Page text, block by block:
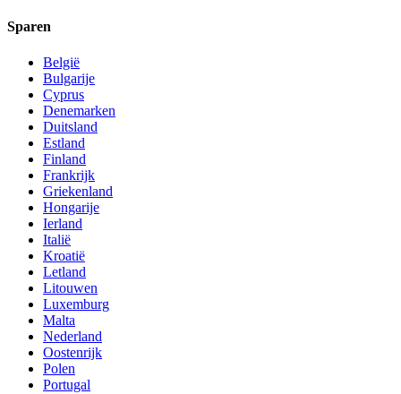
Sparen
België
Bulgarije
Cyprus
Denemarken
Duitsland
Estland
Finland
Frankrijk
Griekenland
Hongarije
Ierland
Italië
Kroatië
Letland
Litouwen
Luxemburg
Malta
Nederland
Oostenrijk
Polen
Portugal